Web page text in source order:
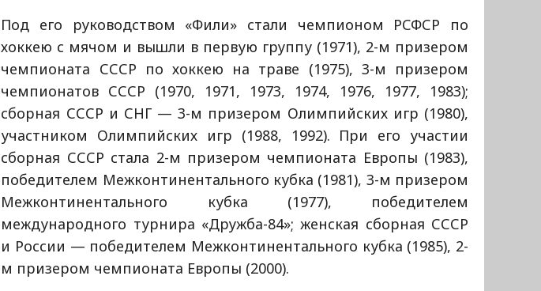
Под его руководством «Фили» стали чемпионом РСФСР по
хоккею с мячом и вышли в первую группу (1971), 2-м призером
чемпионата СССР по хоккею на траве (1975), 3-м призером
чемпионатов СССР (1970, 1971, 1973, 1974, 1976, 1977, 1983);
сборная СССР и СНГ — 3-м призером Олимпийских игр (1980),
участником Олимпийских игр (1988, 1992). При его участии
сборная СССР стала 2-м призером чемпионата Европы (1983),
победителем Межконтинентального кубка (1981), 3-м призером
Межконтинентального кубка (1977), победителем
международного турнира «Дружба-84»; женская сборная СССР
и России — победителем Межконтинентального кубка (1985), 2-
м призером чемпионата Европы (2000).